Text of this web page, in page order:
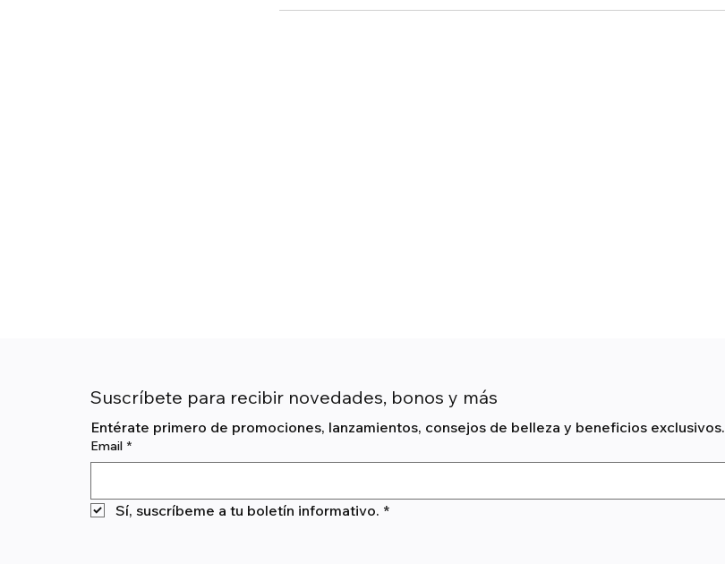
Suscríbete para recibir novedades, bonos y más
Entérate primero de promociones, lanzamientos, consejos de belleza y beneficios exclusivos.
Email *
Sí, suscríbeme a tu boletín informativo. *